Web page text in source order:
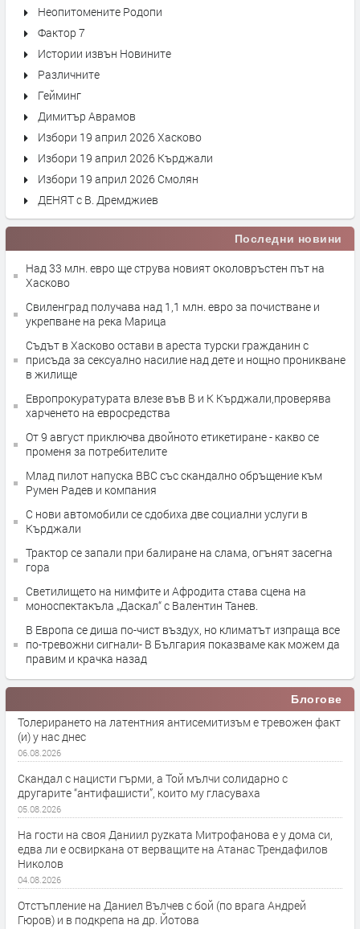
Неопитомените Родопи
Фактор 7
Истории извън Новините
Различните
Гейминг
Димитър Аврамов
Избори 19 април 2026 Хасково
Избори 19 април 2026 Кърджали
Избори 19 април 2026 Смолян
ДЕНЯТ с В. Дремджиев
Последни новини
Над 33 млн. евро ще струва новият околовръстен път на
Хасково
Свиленград получава над 1,1 млн. евро за почистване и
укрепване на река Марица
Съдът в Хасково остави в ареста турски гражданин с
присъда за сексуално насилие над дете и нощно проникване
в жилище
Европрокуратурата влезе във В и К Кърджали,проверява
харченето на евросредства
От 9 август приключва двойното етикетиране - какво се
променя за потребителите
Млад пилот напуска ВВС със скандално обръщение към
Румен Радев и компания
С нови автомобили се сдобиха две социални услуги в
Кърджали
Трактор се запали при балиране на слама, огънят засегна
гора
Светилището на нимфите и Афродита става сцена на
моноспектакъла „Даскал“ с Валентин Танев.
В Европа се диша по-чист въздух, но климатът изпраща все
по-тревожни сигнали- В България показваме как можем да
правим и крачка назад
Блогове
Толерирането на латентния антисемитизъм е тревожен факт
(и) у нас днес
06.08.2026
Скандал с нацисти гърми, а Той мълчи солидарно с
другарите “антифашисти”, които му гласуваха
05.08.2026
На гости на своя Даниил руzката Митрофанова е у дома си,
едва ли е освиркана от верващите на Атанас Трендафилов
Николов
04.08.2026
Отстъпление на Даниел Вълчев с бой (по врага Андрей
Гюров) и в подкрепа на др. Йотова